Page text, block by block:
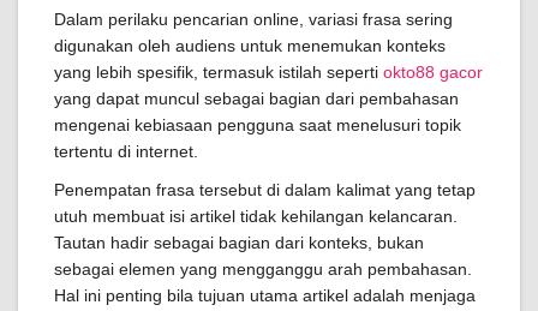
Dalam perilaku pencarian online, variasi frasa sering
digunakan oleh audiens untuk menemukan konteks
yang lebih spesifik, termasuk istilah seperti okto88 gacor
yang dapat muncul sebagai bagian dari pembahasan
mengenai kebiasaan pengguna saat menelusuri topik
tertentu di internet.
Penempatan frasa tersebut di dalam kalimat yang tetap
utuh membuat isi artikel tidak kehilangan kelancaran.
Tautan hadir sebagai bagian dari konteks, bukan
sebagai elemen yang mengganggu arah pembahasan.
Hal ini penting bila tujuan utama artikel adalah menjaga